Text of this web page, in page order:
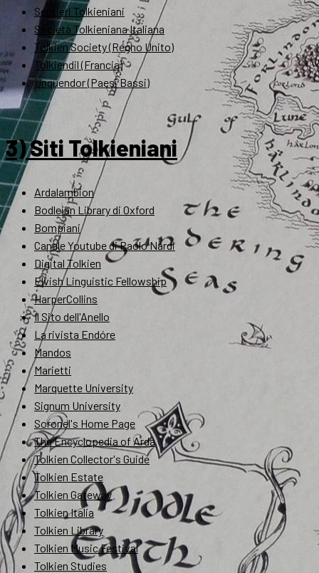
Sentieri Tolkieniani
Società Tolkieniana Italiana
Tolkien Society (Regno Unito)
Tolkiendil (Francia)
Unquendor (Paesi Bassi)
3) Siti Tolkieniani
Ardalambion
Bodleian Library di Oxford
Bompiani
Canale Youtube di Paolo Nardi
Digital Tolkien
Elvish Linguistic Fellowship
HarperCollins
Il Sito dell'Anello
La rivista Endóre
Mandos
Marietti
Marquette University
Signum University
Soronel's Home Page
The Encyclopedia of Arda
Tolkien Collector's Guide
Tolkien Estate
Tolkien Gateway
Tolkien Italia
Tolkien Library
Tolkien Music Festival
Tolkien Studies